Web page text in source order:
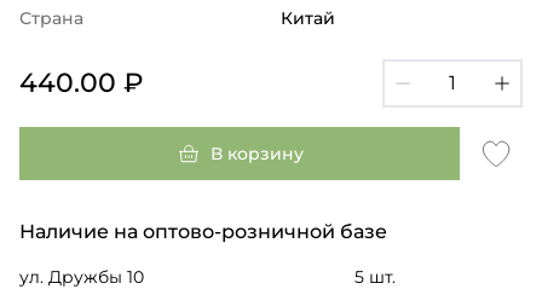
Страна
Китай
440.00 ₽
В корзину
Наличие на оптово-розничной базе
ул. Дружбы 10 5 шт.